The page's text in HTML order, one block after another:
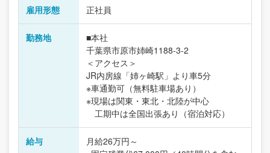
雇用形態 正社員
勤務地
■本社
千葉県市原市姉崎1188-3-2
＜アクセス＞
JR内房線「姉ヶ崎駅」より車5分
※車通勤可（無料駐車場あり）
※現場は関東・東北・北陸が中心
工期中は全国出張あり（宿泊対応）
給与
月給26万円～